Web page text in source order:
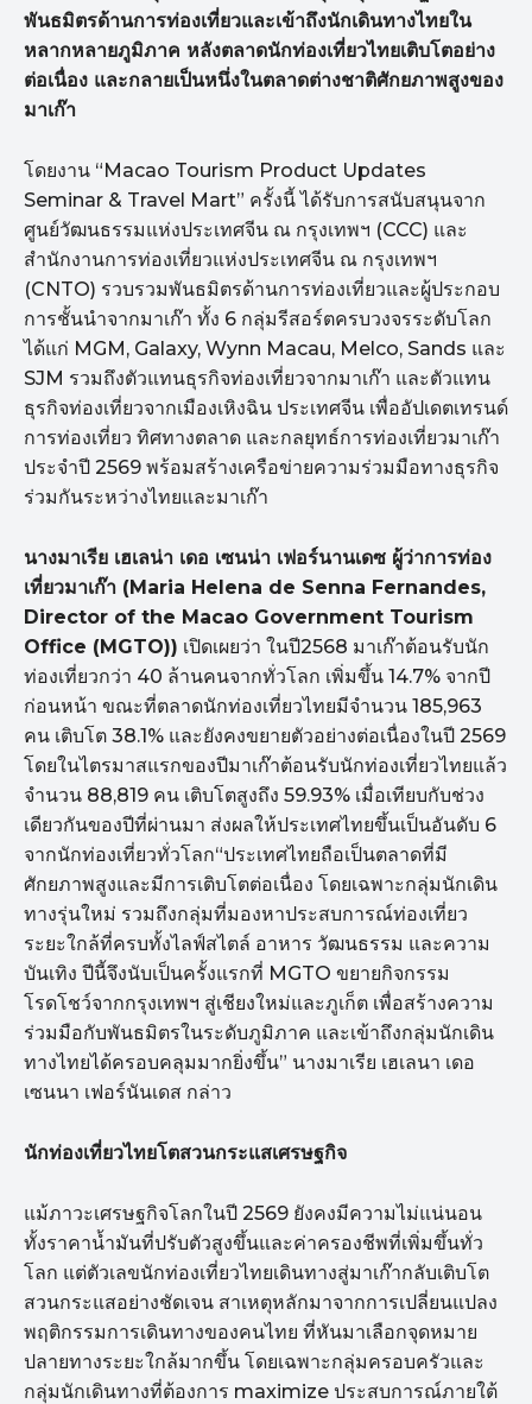
พันธมิตรด้านการท่องเที่ยวและเข้าถึงนักเดินทางไทยใน
หลากหลายภูมิภาค หลังตลาดนักท่องเที่ยวไทยเติบโตอย่าง
ต่อเนื่อง และกลายเป็นหนึ่งในตลาดต่างชาติศักยภาพสูงของ
มาเก๊า
โดยงาน “Macao Tourism Product Updates
Seminar & Travel Mart” ครั้งนี้ ได้รับการสนับสนุนจาก
ศูนย์วัฒนธรรมแห่งประเทศจีน ณ กรุงเทพฯ (CCC) และ
สำนักงานการท่องเที่ยวแห่งประเทศจีน ณ กรุงเทพฯ
(CNTO) รวบรวมพันธมิตรด้านการท่องเที่ยวและผู้ประกอบ
การชั้นนำจากมาเก๊า ทั้ง 6 กลุ่มรีสอร์ตครบวงจรระดับโลก
ได้แก่ MGM, Galaxy, Wynn Macau, Melco, Sands และ
SJM รวมถึงตัวแทนธุรกิจท่องเที่ยวจากมาเก๊า และตัวแทน
ธุรกิจท่องเที่ยวจากเมืองเหิงฉิน ประเทศจีน เพื่ออัปเดตเทรนด์
การท่องเที่ยว ทิศทางตลาด และกลยุทธ์การท่องเที่ยวมาเก๊า
ประจำปี 2569 พร้อมสร้างเครือข่ายความร่วมมือทางธุรกิจ
ร่วมกันระหว่างไทยและมาเก๊า
นางมาเรีย เฮเลน่า เดอ เซนน่า เฟอร์นานเดซ ผู้ว่าการท่อง
เที่ยวมาเก๊า (Maria Helena de Senna Fernandes,
Director of the Macao Government Tourism
Office (MGTO)) เปิดเผยว่า ในปี2568 มาเก๊าต้อนรับนัก
ท่องเที่ยวกว่า 40 ล้านคนจากทั่วโลก เพิ่มขึ้น 14.7% จากปี
ก่อนหน้า ขณะที่ตลาดนักท่องเที่ยวไทยมีจำนวน 185,963
คน เติบโต 38.1% และยังคงขยายตัวอย่างต่อเนื่องในปี 2569
โดยในไตรมาสแรกของปีมาเก๊าต้อนรับนักท่องเที่ยวไทยแล้ว
จำนวน 88,819 คน เติบโตสูงถึง 59.93% เมื่อเทียบกับช่วง
เดียวกันของปีที่ผ่านมา ส่งผลให้ประเทศไทยขึ้นเป็นอันดับ 6
จากนักท่องเที่ยวทั่วโลก“ประเทศไทยถือเป็นตลาดที่มี
ศักยภาพสูงและมีการเติบโตต่อเนื่อง โดยเฉพาะกลุ่มนักเดิน
ทางรุ่นใหม่ รวมถึงกลุ่มที่มองหาประสบการณ์ท่องเที่ยว
ระยะใกล้ที่ครบทั้งไลฟ์สไตล์ อาหาร วัฒนธรรม และความ
บันเทิง ปีนี้จึงนับเป็นครั้งแรกที่ MGTO ขยายกิจกรรม
โรดโชว์จากกรุงเทพฯ สู่เชียงใหม่และภูเก็ต เพื่อสร้างความ
ร่วมมือกับพันธมิตรในระดับภูมิภาค และเข้าถึงกลุ่มนักเดิน
ทางไทยได้ครอบคลุมมากยิ่งขึ้น” นางมาเรีย เฮเลนา เดอ
เซนนา เฟอร์นันเดส กล่าว
นักท่องเที่ยวไทยโตสวนกระแสเศรษฐกิจ
แม้ภาวะเศรษฐกิจโลกในปี 2569 ยังคงมีความไม่แน่นอน
ทั้งราคาน้ำมันที่ปรับตัวสูงขึ้นและค่าครองชีพที่เพิ่มขึ้นทั่ว
โลก แต่ตัวเลขนักท่องเที่ยวไทยเดินทางสู่มาเก๊ากลับเติบโต
สวนกระแสอย่างชัดเจน สาเหตุหลักมาจากการเปลี่ยนแปลง
พฤติกรรมการเดินทางของคนไทย ที่หันมาเลือกจุดหมาย
ปลายทางระยะใกล้มากขึ้น โดยเฉพาะกลุ่มครอบครัวและ
กลุ่มนักเดินทางที่ต้องการ maximize ประสบการณ์ภายใต้